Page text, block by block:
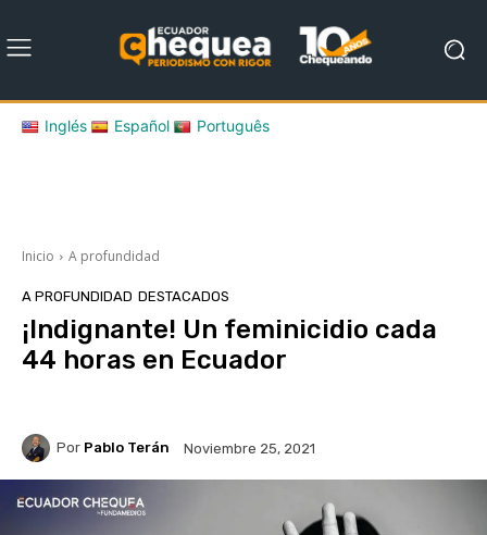
Inglés Español Português
Inicio A profundidad
A PROFUNDIDAD DESTACADOS
¡Indignante! Un feminicidio cada
44 horas en Ecuador
Por Pablo Terán Noviembre 25, 2021